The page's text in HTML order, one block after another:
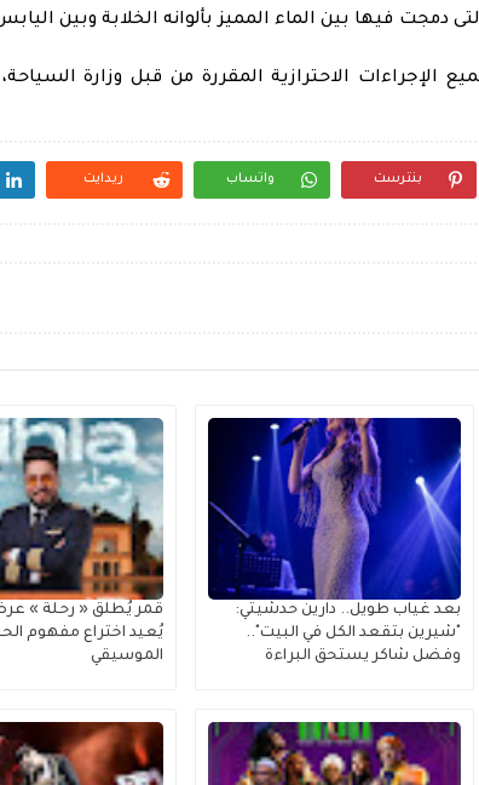
دمجت فيها بين الماء المميز بألوانه الخلابة وبين
الإجراءات الاحترازية المقررة من قبل وزارة
بنترست واتساب ريدايت
بعد غياب طويل.. دارين حدشيتي:
"شيرين بتقعد الكل في البيت"..
وفضل شاكر يستحق البراءة
قمر يُطلق « رحلة »
يُعيد اختراع مفهوم
الموسيقي